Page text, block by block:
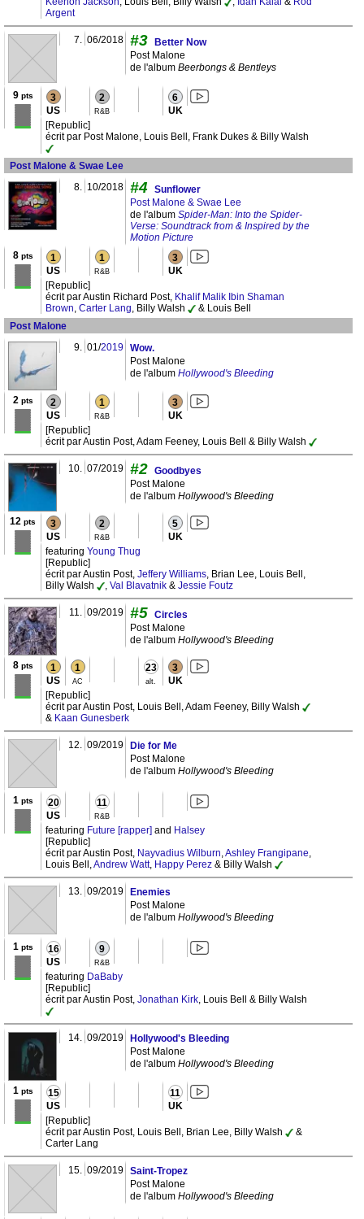
Argent
7. 06/2018 #3
Better Now
Post Malone
de l'album Beerbongs & Bentleys
9pts 3
US
2
R&B
6
UK
[Republic]
écrit par Post Malone, Louis Bell, Frank Dukes & Billy Walsh
Post Malone & Swae Lee
8. 10/2018 #4 Sunflower
Post Malone & Swae Lee
de l'album Spider-Man: Into the Spider-
Verse: Soundtrack from & Inspired by the
Motion Picture
8pts 1
US
1
R&B
3
UK
[Republic]
écrit par Austin Richard Post, Khalif Malik Ibin Shaman
Brown, Carter Lang, Billy Walsh
& Louis Bell
Post Malone
9. 01/2019
Wow.
Post Malone
de l'album Hollywood's Bleeding
2 pts 2
US
1
R&B
3
UK
[Republic]
écrit par Austin Post, Adam Feeney, Louis Bell & Billy Walsh
10. 07/2019 #2 Goodbyes
Post Malone
de l'album Hollywood's Bleeding
12 pts 3
US
2
R&B
5
UK
featuring Young Thug
[Republic]
écrit par Austin Post, Jeffery Williams, Brian Lee, Louis Bell,
Billy Walsh
, Val Blavatnik & Jessie Foutz
11. 09/2019 #5 Circles
Post Malone
de l'album Hollywood's Bleeding
8pts 1
US
1
AC
23
alt.
3
UK
[Republic]
écrit par Austin Post, Louis Bell, Adam Feeney, Billy Walsh
& Kaan Gunesberk
12. 09/2019
Die for Me
Post Malone
de l'album Hollywood's Bleeding
1 pts 20
US
11
R&B
featuring Future [rapper] and Halsey
[Republic]
écrit par Austin Post, Nayvadius Wilburn,Ashley Frangipane,
Louis Bell,Andrew Watt, Happy Perez & Billy Walsh
13. 09/2019
Enemies
Post Malone
de l'album Hollywood's Bleeding
1 pts 16
US
9
R&B
featuring DaBaby
[Republic]
écrit par Austin Post, Jonathan Kirk, Louis Bell & Billy Walsh
14. 09/2019
Hollywood's Bleeding
Post Malone
de l'album Hollywood's Bleeding
1 pts 15
US
11
UK
[Republic]
écrit par Austin Post, Louis Bell, Brian Lee, Billy Walsh
&
Carter Lang
15. 09/2019 Saint-Tropez
Post Malone
de l'album Hollywood's Bleeding